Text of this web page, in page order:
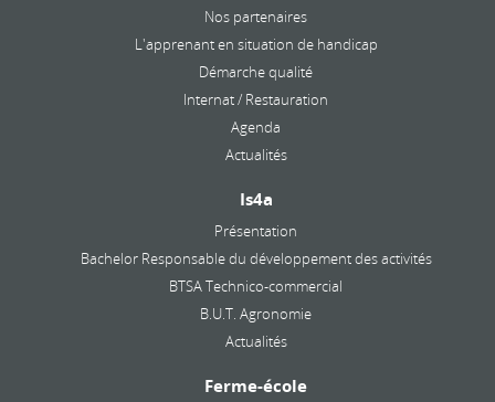
Nos partenaires
L'apprenant en situation de handicap
Démarche qualité
Internat / Restauration
Agenda
Actualités
Is4a
Présentation
Bachelor Responsable du développement des activités
BTSA Technico-commercial
B.U.T. Agronomie
Actualités
Ferme-école